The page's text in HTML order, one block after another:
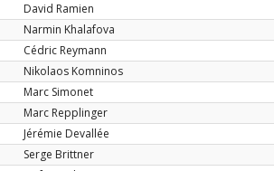
David Ramien
Narmin Khalafova
Cédric Reymann
Nikolaos Komninos
Marc Simonet
Marc Repplinger
Jérémie Devallée
Serge Brittner